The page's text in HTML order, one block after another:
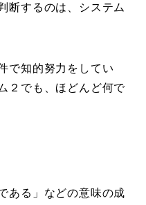
断するのは、システム
で知的努力をしてい
２でも、ほどんど何で
ある」などの意味の成